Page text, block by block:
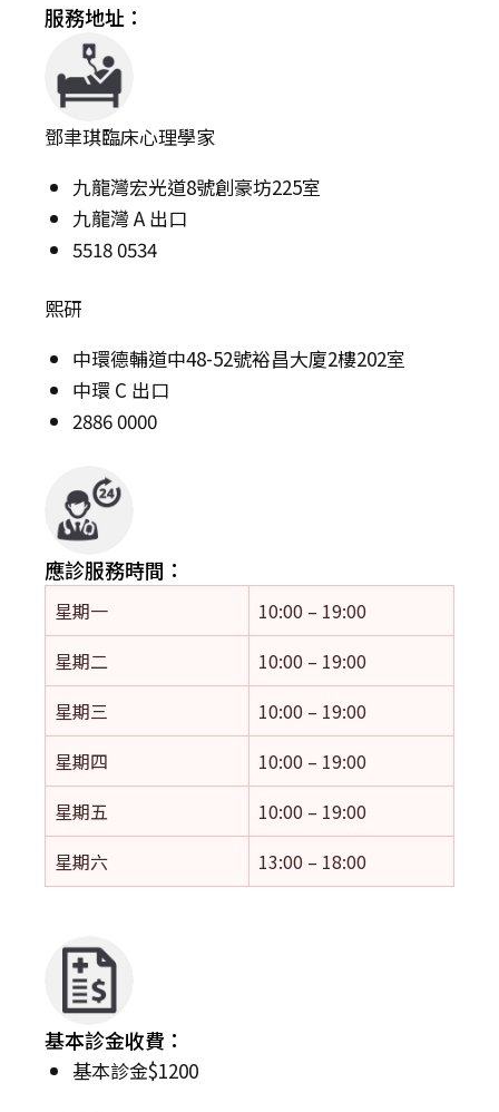
服務地址：
鄧聿琪臨床心理學家
九龍灣宏光道8號創豪坊225室
九龍灣 A 出口
5518 0534
熙研
中環德輔道中48-52號裕昌大廈2樓202室
中環 C 出口
2886 0000
應診服務時間：
星期一
10:00 – 19:00
星期二
10:00 – 19:00
星期三
10:00 – 19:00
星期四
10:00 – 19:00
星期五
10:00 – 19:00
星期六
13:00 – 18:00
基本診金收費：
基本診金$1200